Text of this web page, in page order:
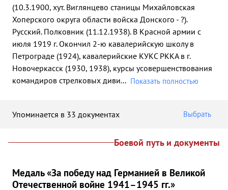
(10.3.1900, хут. Виглянцево станицы Михайловская
Хоперского округа области войска Донского - ?).
Русский. Полковник (11.12.1938). В Красной армии с
июля 1919 г. Окончил 2-ю кавалерийскую школу в
Петрограде (1924), кавалерийские КУКС РККА в г.
Новочеркасск (1930, 1938), курсы усовершенствования
командиров стрелковых диви... Показать полностью
Упоминается в 33 документах Выбрать
Боевой путь и документы
Медаль «За победу над Германией в Великой
Отечественной войне 1941–1945 гг.»